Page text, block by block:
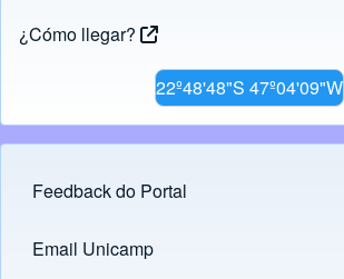
¿Cómo llegar?
22º48'48"S 47º04'09"W
Footer menu
Feedback do Portal
Links
Email Unicamp
(opens in new tab)